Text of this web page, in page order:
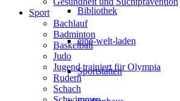
Bibliothek
eine-welt-laden
Sportstätten
Sport
Bachlauf
Badminton
Basketball
Judo
Jugend trainiert für Olympia
Rudern
Schach